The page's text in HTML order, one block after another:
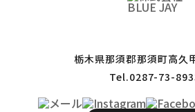
栃木県那須郡那須町高久
Tel.0287-73-